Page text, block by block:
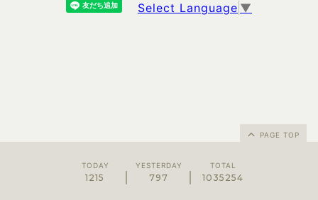
Select Language ▼
PAGE TOP
TODAY
1215
YESTERDAY
797
TOTAL
1035254